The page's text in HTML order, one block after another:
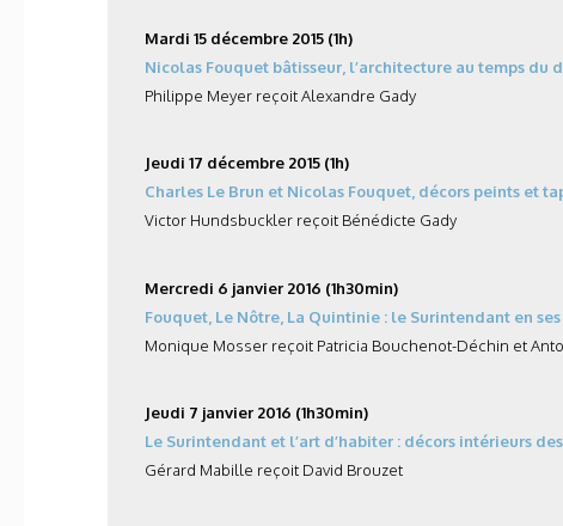
Mardi 15 décembre 2015 (1h)
Nicolas Fouquet bâtisseur, l’architecture au temps du
Philippe Meyer reçoit Alexandre Gady
Jeudi 17 décembre 2015 (1h)
Charles Le Brun et Nicolas Fouquet, décors peints et
Victor Hundsbuckler reçoit Bénédicte Gady
Mercredi 6 janvier 2016 (1h30min)
Fouquet, Le Nôtre, La Quintinie : le Surintendant en
Monique Mosser reçoit Patricia Bouchenot-Déchin et
Jeudi 7 janvier 2016 (1h30min)
Le Surintendant et l’art d’habiter : décors intérieurs
Gérard Mabille reçoit David Brouzet